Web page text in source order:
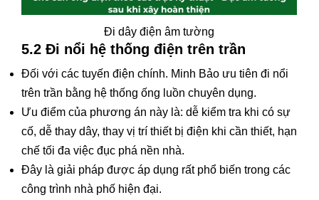
Đi dây điện âm tường
5.2 Đi nổi hệ thống điện trên trần
Đối với các tuyến điện chính. Minh Bảo ưu tiên đi nổi
trên trần bằng hệ thống ống luồn chuyên dụng.
Ưu điểm của phương án này là: dễ kiểm tra khi có sự
cố, dễ thay dây, thay vị trí thiết bị điện khi cần thiết, hạn
chế tối đa việc đục phá nền nhà.
Đây là giải pháp được áp dụng rất phổ biến trong các
công trình nhà phố hiện đại.